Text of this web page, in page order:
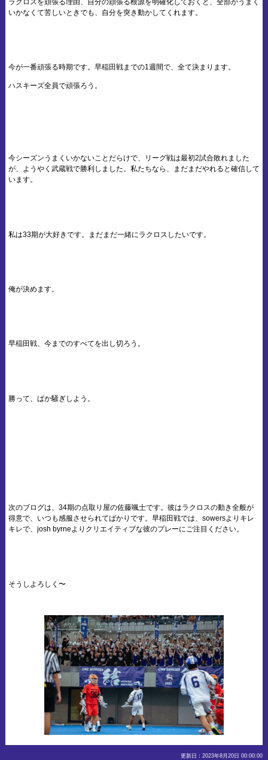
ラクロスを頑張る理由、自分の頑張る根源を明確化しておくと、全部がうまく
いかなくて苦しいときでも、自分を突き動かしてくれます。
今が一番頑張る時期です。早稲田戦までの1週間で、全て決まります。
ハスキーズ全員で頑張ろう。
今シーズンうまくいかないことだらけで、リーグ戦は最初2試合敗れました
が、ようやく武蔵戦で勝利しました。私たちなら、まだまだやれると確信して
います。
私は33期が大好きです。まだまだ一緒にラクロスしたいです。
俺が決めます。
早稲田戦、今までのすべてを出し切ろう。
勝って、ばか騒ぎしよう。
次のブログは、34期の点取り屋の佐藤颯士です。彼はラクロスの動き全般が
得意で、いつも感服させられてばかりです。早稲田戦では、sowersよりキレ
キレで、josh byrneよりクリエイティブな彼のプレーにご注目ください。
そうしよろしく〜
更新日：2023年8月20日 00:00:00